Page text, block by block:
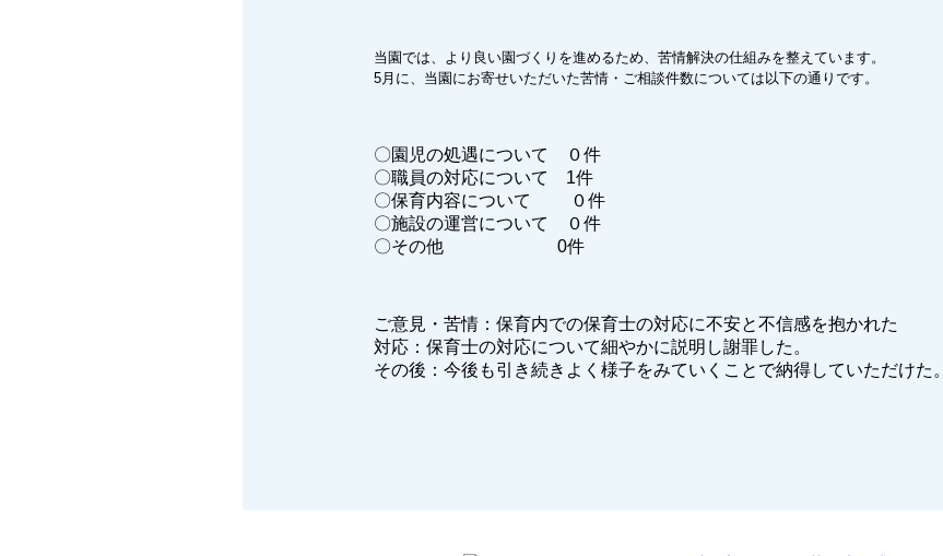
当園では、より良い園づくりを進めるため、苦情解決の仕組みを整えています。
5月に、当園にお寄せいただいた苦情・ご相談件数については以下の通りです。
〇園児の処遇について ０件
〇職員の対応について 1件
〇保育内容について ０件
〇施設の運営について ０件
〇その他 0件
ご意見・苦情：保育内での保育士の対応に不安と不信感を抱かれた
対応：保育士の対応について細やかに説明し謝罪した。
その後：今後も引き続きよく様子をみていくことで納得していただけた。